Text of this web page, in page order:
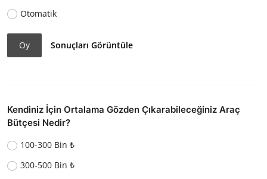
Otomatik
Oy Sonuçları Görüntüle
Kendiniz İçin Ortalama Gözden Çıkarabileceğiniz Araç
Bütçesi Nedir?
100-300 Bin ₺
300-500 Bin ₺